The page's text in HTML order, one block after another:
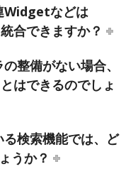
Widgetなどは
合できますか？
整備がない場合、
はできるのでしょ
検索機能では、ど
うか？